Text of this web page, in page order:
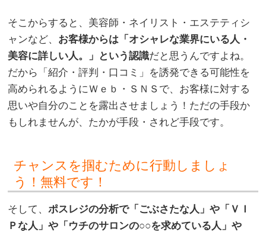
そこからすると、美容師・ネイリスト・エステティシ
ャンなど、 お客様からは「オシャレな業界にいる人・
美容に詳しい人。」という認識だと思うんですよね。
だから「紹介・評判・口コミ」を誘発できる可能性を
高められるようにＷｅｂ・ＳＮＳで、お客様に対する
思いや自分のことを露出させましょう！ただの手段か
もしれませんが、たかが手段・されど手段です。
チャンスを掴むために行動しましょ
う！無料です！
そして、ポスレジの分析で「ごぶさたな人」や「ＶＩ
Ｐな人」や「ウチのサロンの○○を求めている人」や